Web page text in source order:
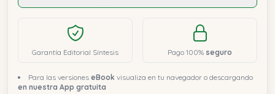
Garantía Editorial Síntesis Pago 100% seguro
Para las versiones eBook visualiza en tu navegador o descargando
en nuestra App gratuita